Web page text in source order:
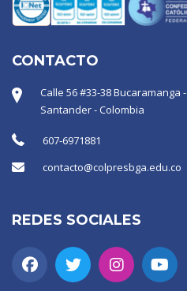
CONTACTO
Calle 56 #33-38 Bucaramanga -
Santander - Colombia
607-6971881
contacto@colpresbga.edu.co
REDES SOCIALES